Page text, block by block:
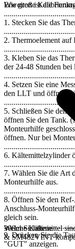
Erweiterte
1. Stecken Sie das
2. Thermoelement auf
3. Kleben Sie das
der 24-48 Stunden bei
4. Setzen Sie eine
den LLT und öffnen
5. Schließen Sie den
öffnen Sie den Tank.
Monteurhilfe
öffnen. Nur bei
6. Kältemittelzylinder
7. Wählen Sie die Art
Monteurhilfe aus.
8. Öffnen Sie den
Anschluss-
gleich sein.
9. Drücken Sie die
"GUT" anzeigen.
Wie groß ist die
300m Sichtlinie
Welche Kältemittel
& SM482VINT